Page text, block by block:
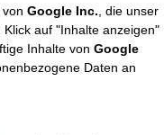
Google Inc. , die unser
auf "Inhalte anzeigen"
Inhalte von Google
Daten an